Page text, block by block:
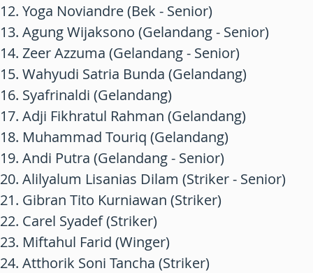
12. Yoga Noviandre (Bek - Senior)
13. Agung Wijaksono (Gelandang - Senior)
14. Zeer Azzuma (Gelandang - Senior)
15. Wahyudi Satria Bunda (Gelandang)
16. Syafrinaldi (Gelandang)
17. Adji Fikhratul Rahman (Gelandang)
18. Muhammad Touriq (Gelandang)
19. Andi Putra (Gelandang - Senior)
20. Alilyalum Lisanias Dilam (Striker - Senior)
21. Gibran Tito Kurniawan (Striker)
22. Carel Syadef (Striker)
23. Miftahul Farid (Winger)
24. Atthorik Soni Tancha (Striker)